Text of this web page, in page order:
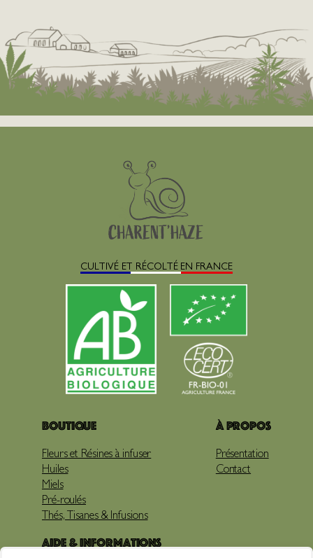
CULTIVÉ ET RÉCOLTÉ EN FRANCE
Boutique
Fleurs et Résines à infuser
Huiles
Miels
Pré-roulés
Thés, Tisanes & Infusions
À propos
Présentation
Contact
Aide & Informations